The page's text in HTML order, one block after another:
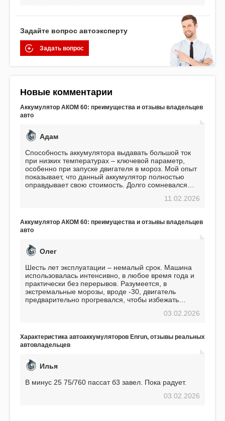
Задайте вопрос автоэксперту
Задать вопрос
Новые комментарии
Аккумулятор АКОМ 60: преимущества и отзывы владельцев
авто
Адам
Способность аккумулятора выдавать большой ток
при низких температурах – ключевой параметр,
особенно при запуске двигателя в мороз. Мой опыт
показывает, что данный аккумулятор полностью
оправдывает свою стоимость. Долго сомневался
пожалел. Считаю, что это отличное вложение,11.02.2026
Аккумулятор АКОМ 60: преимущества и отзывы владельцев
авто
Олег
Шесть лет эксплуатации – немалый срок. Машина
использовалась интенсивно, в любое время года и
практически без перерывов. Разумеется, в
экстремальные морозы, вроде -30, двигатель
предварительно прогревался, чтобы избежать
использования не было ни единой поломки,
EFB 75. Судя по характеристикам, он даже
превосходит предыдущую модель.
03.02.2026
Характеристика автоаккумуляторов Enrun, отзывы реальных
автовладельцев
Илья
В минус 25 75/760 пассат б3 завел. Пока радует.
03.02.2026